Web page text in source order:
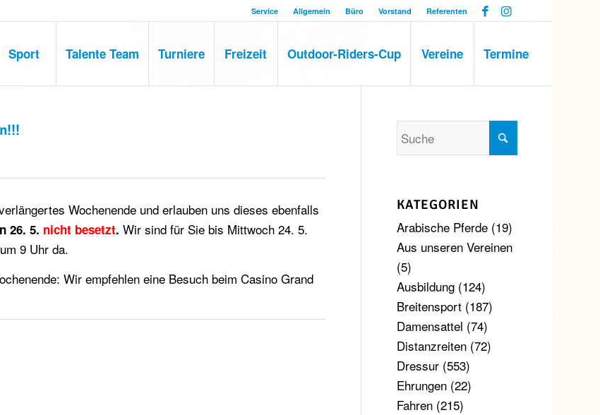
Service Allgemein Büro Vorstand Referenten
Sport Talente Team Turniere Freizeit Outdoor-Riders-Cup Vereine Termine
Wochenende und erlauben uns dieses ebenfalls
26. 5. nicht besetzt. Wir sind für Sie bis Mittwoch 24. 5.
9 Uhr da.
Wir empfehlen eine Besuch beim Casino Grand
KATEGORIEN
Arabische Pferde(19)
Aus unseren Vereinen
(5)
Ausbildung(124)
Breitensport(187)
Damensattel (74)
Distanzreiten(72)
Dressur(553)
Ehrungen(22)
Fahren(215)